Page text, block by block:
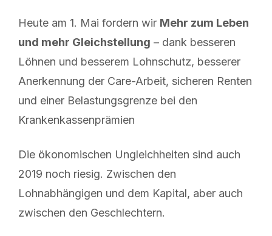
Heute am 1. Mai fordern wir Mehr zum Leben
und mehr Gleichstellung – dank besseren
Löhnen und besserem Lohnschutz, besserer
Anerkennung der Care-Arbeit, sicheren Renten
und einer Belastungsgrenze bei den
Krankenkassenprämien
Die ökonomischen Ungleichheiten sind auch
2019 noch riesig. Zwischen den
Lohnabhängigen und dem Kapital, aber auch
zwischen den Geschlechtern.